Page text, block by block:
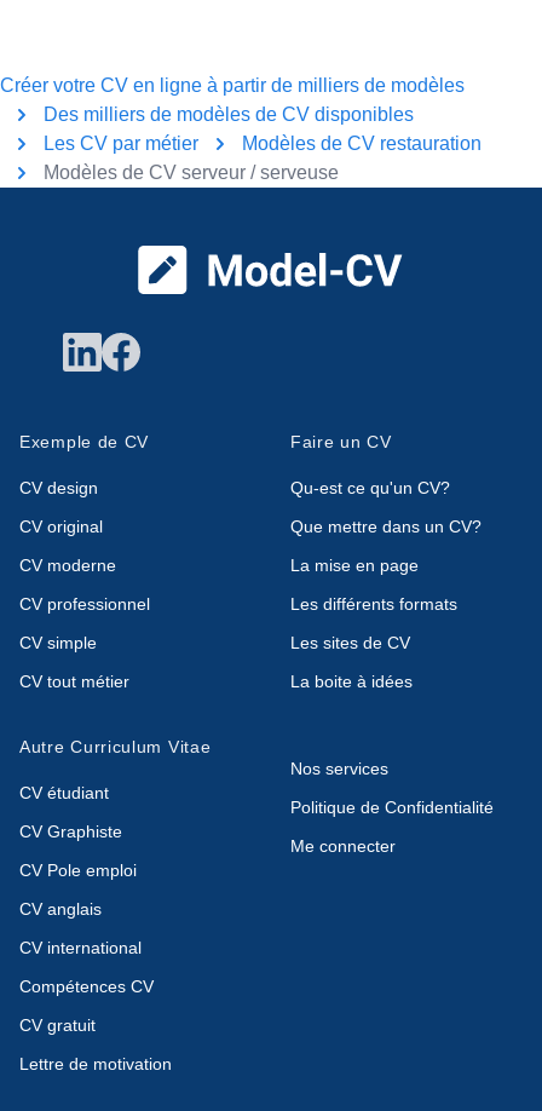
Créer votre CV en ligne à partir de milliers de modèles
Des milliers de modèles de CV disponibles
Les CV par métier
Modèles de CV restauration
Modèles de CV serveur / serveuse
Exemple de CV
CV design
CV original
CV moderne
CV professionnel
CV simple
CV tout métier
Faire un CV
Qu-est ce qu'un CV?
Que mettre dans un CV?
La mise en page
Les différents formats
Les sites de CV
La boite à idées
Autre Curriculum Vitae
CV étudiant
CV Graphiste
CV Pole emploi
CV anglais
CV international
Compétences CV
CV gratuit
Lettre de motivation
Nos services
Politique de Confidentialité
Me connecter